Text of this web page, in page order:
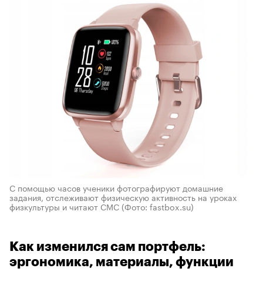
С помощью часов ученики фотографируют домашние
задания, отслеживают физическую активность на уроках
физкультуры и читают СМС (Фото: fastbox.su)
Как изменился сам портфель:
эргономика, материалы, функции